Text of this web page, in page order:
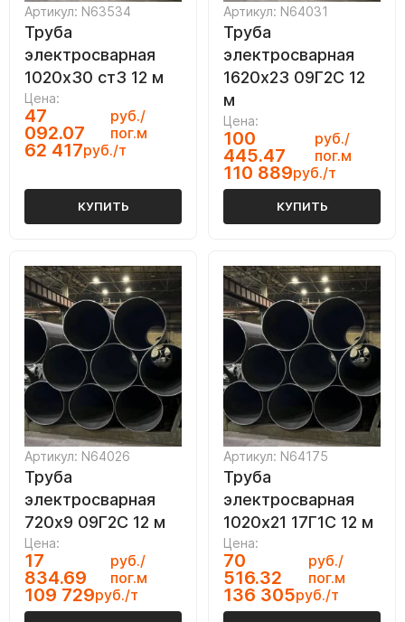
Артикул: N63534
Труба
электросварная
1020х30 ст3 12 м
Цена:
47
092.07
руб./
пог.м
62 417руб./т
КУПИТЬ
Артикул: N64031
Труба
электросварная
1620х23 09Г2С 12
м
Цена:
100
445.47
руб./
пог.м
110 889руб./т
КУПИТЬ
Артикул: N64026
Труба
электросварная
720х9 09Г2С 12 м
Цена:
17
834.69
руб./
пог.м
109 729руб./т
Артикул: N64175
Труба
электросварная
1020х21 17Г1С 12 м
Цена:
70
516.32
руб./
пог.м
136 305руб./т